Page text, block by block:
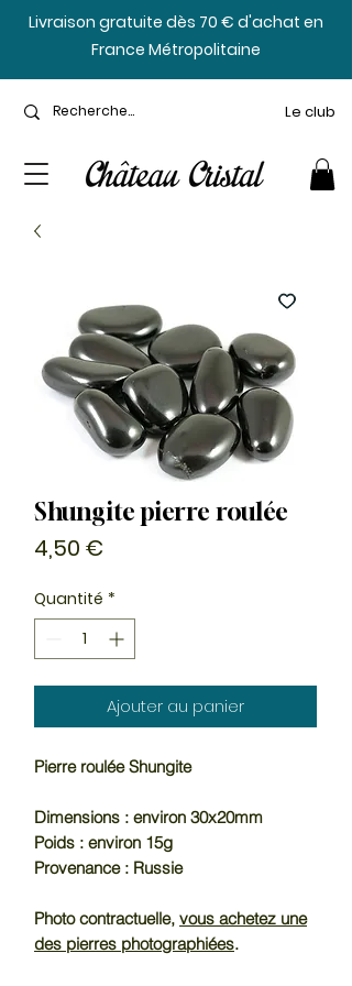
​Livraison gratuite dès 70 € d'achat en
France Métropolitaine
Le club
Shungite pierre roulée
4,50 €
Quantité *
Ajouter au panier
Pierre roulée Shungite
Dimensions : environ 30x20mm
Poids : environ 15g
Provenance : Russie
Photo contractuelle, vous achetez une
des pierres photographiées.